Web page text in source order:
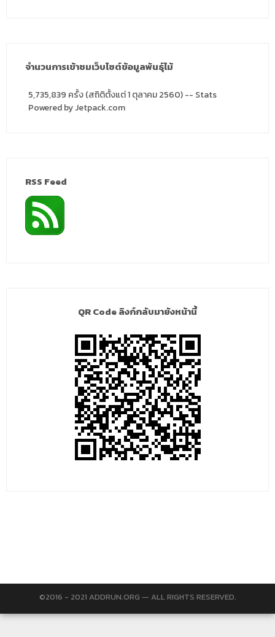
จำนวนการเข้าชมเว็บไซต์ข้อมูลพันธุ์ไม้
5,735,839 ครั้ง (สถิติตั้งแต่ 1 ตุลาคม 2560) -- Stats
Powered by Jetpack.com
RSS Feed
QR Code ลิงก์กลับมายังหน้านี้
©2016 - 2021 ADDRUN.ORG — ALL RIGHTS RESERVED.